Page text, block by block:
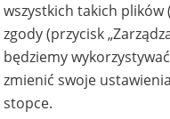
CARER Spółka z o.o. -
Zielona Góra,
Ciesielska 12a/2
wszystkich takich plików
zgody (przycisk
będziemy
zmienić swoje
stopce.